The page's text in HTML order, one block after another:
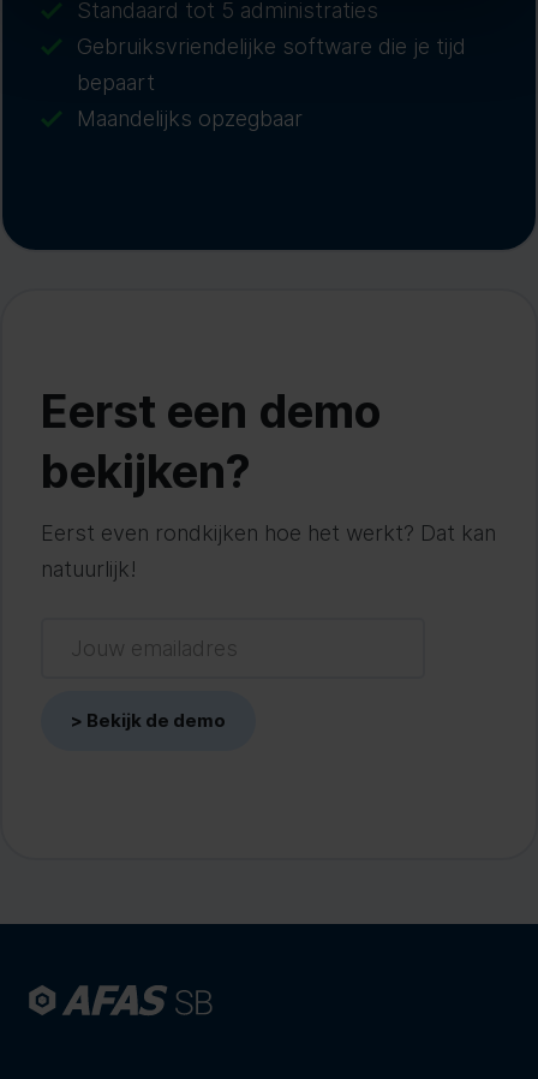
Standaard tot 5 administraties
Gebruiksvriendelijke software die je tijd
bepaart
Maandelijks opzegbaar
Eerst een demo
bekijken?
Eerst even rondkijken hoe het werkt? Dat kan
natuurlijk!